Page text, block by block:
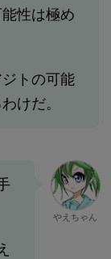
性は極め
トの可能
けだ。
やえちゃん